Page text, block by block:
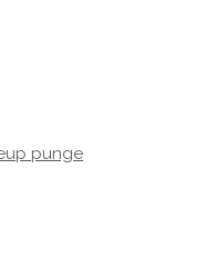
punge